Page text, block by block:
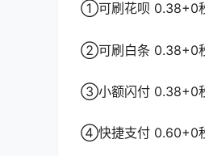
①可刷花呗 0.38+0
②可刷白条 0.38+0
③小额闪付 0.38+0
④快捷支付 0.60+0